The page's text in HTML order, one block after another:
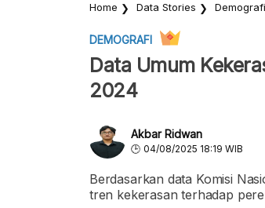
Home Data Stories Demografi
DEMOGRAFI
Data Umum
2024
Akbar Ridwan
04/08/2025 18:19 WIB
Berdasarkan data Komisi
tren kekerasan terhadap